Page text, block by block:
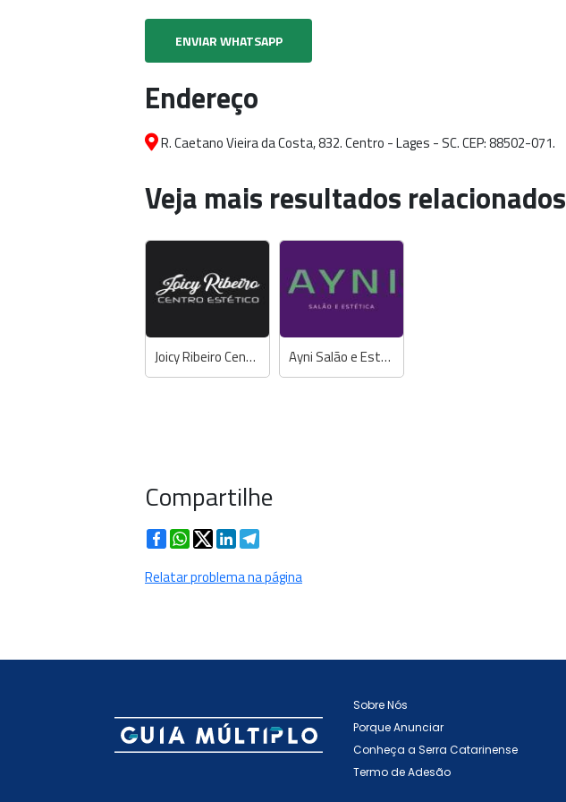
ENVIAR WHATSAPP
Endereço
R. Caetano Vieira da Costa, 832. Centro - Lages - SC. CEP: 88502-071.
Veja mais resultados relacionados
Joicy Ribeiro Centro Estético Ayni Salão e Estética
Compartilhe
FacebookWhatsApp
TwitterLinkedIn
Relatar problema na página
Sobre Nós
Porque Anunciar
Conheça a Serra Catarinense
Termo de Adesão